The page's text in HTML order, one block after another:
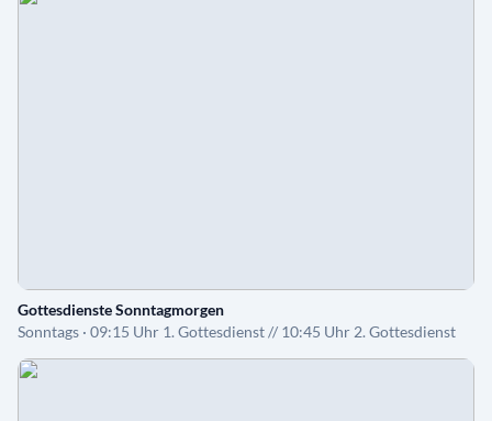
Gottesdienste Sonntagmorgen
Sonntags · 09:15 Uhr 1. Gottesdienst // 10:45 Uhr 2. Gottesdienst